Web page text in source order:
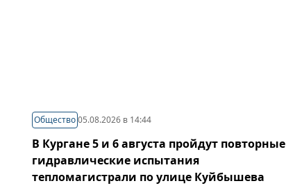
Общество 05.08.2026 в 14:44
В Кургане 5 и 6 августа пройдут повторные
гидравлические испытания
тепломагистрали по улице Куйбышева